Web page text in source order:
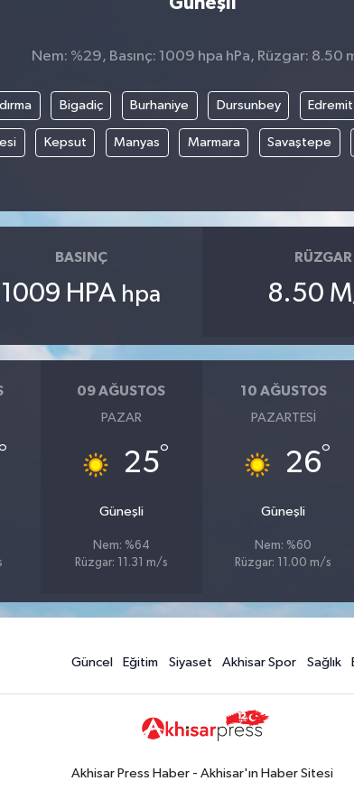
Nem: %29, Basınç: 1009 hpa hPa, Rüzgar: 8.50
Bigadiç Burhaniye Dursunbey Edremit
Kepsut Manyas Marmara Savaştepe
BASINÇ
1009 HPA hpa
RÜZGAR
8.50
09 AĞUSTOS
PAZAR
25°
Güneşli
Nem: %64
Rüzgar: 11.31 m/s
10 AĞUSTOS
PAZARTESI
26°
Güneşli
Nem: %60
Rüzgar: 11.00 m/s
Güncel Eğitim Siyaset Akhisar Spor Sağlık
Akhisar Press Haber - Akhisar'ın Haber Sitesi